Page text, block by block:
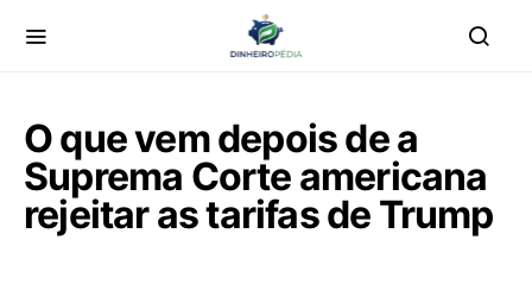
O que vem depois de a
Suprema Corte americana
rejeitar as tarifas de Trump